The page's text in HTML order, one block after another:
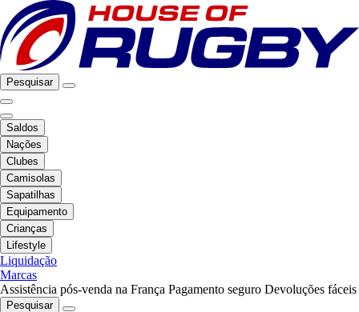
Pesquisar
Saldos
Nações
Clubes
Camisolas
Sapatilhas
Equipamento
Crianças
Lifestyle
Liquidação
Marcas
Assistência pós-venda na França Pagamento seguro Devoluções fáceis
Pesquisar